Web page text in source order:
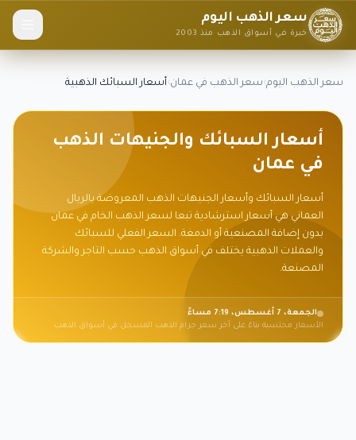
سعر الذهب اليوم
خبرة في أسواق الذهب منذ 2003
سعر الذهب اليوم›سعر الذهب في عمان›أسعار السبائك الذهبية
أسعار السبائك والجنيهات الذهب
في عمان
أسعار السبائك وأسعار الجنيهات الذهب المعروضة بالريال
العماني هي أسعار استرشادية تبعا لسعر الذهب الخام في عمان
بدون إضافة المصنعية أو الدمغة. السعر الفعلي للسبائك
والعملات الذهبية يختلف في أسواق الذهب حسب التاجر والشركة
المصنعة.
الجمعة، 7 أغسطس، 7:19 مساءً
الأسعار محتسبة بناءً على آخر سعر جرام الذهب المسجل في أسواق الذهب